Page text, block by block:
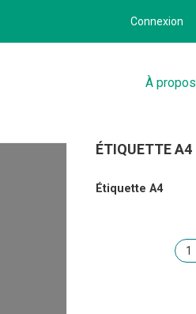
Connexion
À propos
ÉTIQUETTE A4
Étiquette A4